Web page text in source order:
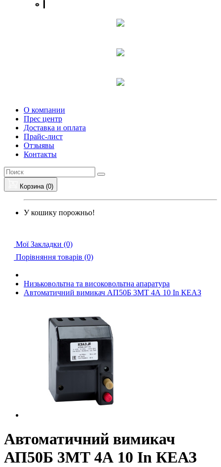
О компании
Прес центр
Доставка и оплата
Прайс-лист
Отзыявы
Контакты
Корзина (0)
У кошику порожньо!
Мої Закладки (0)
Порівняння товарів (0)
Низьковольтна та високовольтна апаратура
Автоматичний вимикач АП50Б 3МТ 4А 10 In КЕАЗ
Автоматичний вимикач
АП50Б 3МТ 4А 10 In КЕАЗ